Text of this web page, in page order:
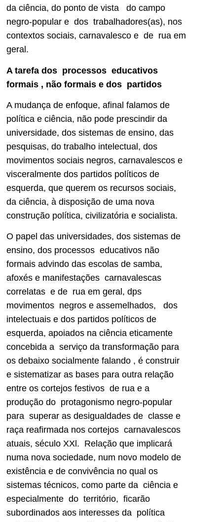
da ciência, do ponto de vista do campo
negro-popular e dos trabalhadores(as), nos
contextos sociais, carnavalesco e de rua em
geral.
A tarefa dos processos educativos
formais , não formais e dos partidos
A mudança de enfoque, afinal falamos de
política e ciência, não pode prescindir da
universidade, dos sistemas de ensino, das
pesquisas, do trabalho intelectual, dos
movimentos sociais negros, carnavalescos e
visceralmente dos partidos políticos de
esquerda, que querem os recursos sociais,
da ciência, à disposição de uma nova
construção política, civilizatória e socialista.
O papel das universidades, dos sistemas de
ensino, dos processos educativos não
formais advindo das escolas de samba,
afoxés e manifestações carnavalescas
correlatas e de rua em geral, dps
movimentos negros e assemelhados, dos
intelectuais e dos partidos políticos de
esquerda, apoiados na ciência eticamente
concebida a serviço da transformação para
os debaixo socialmente falando , é construir
e sistematizar as bases para outra relação
entre os cortejos festivos de rua e a
produção do protagonismo negro-popular
para superar as desigualdades de classe e
raça reafirmada nos cortejos carnavalescos
atuais, século XXl. Relação que implicará
numa nova sociedade, num novo modelo de
existência e de convivência no qual os
sistemas técnicos, como parte da ciência e
especialmente do território, ficarão
subordinados aos interesses da política